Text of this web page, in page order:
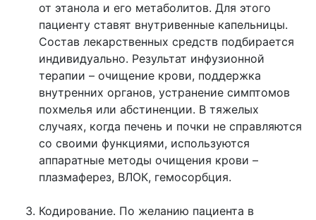
от этанола и его метаболитов. Для этого
пациенту ставят внутривенные капельницы.
Состав лекарственных средств подбирается
индивидуально. Результат инфузионной
терапии – очищение крови, поддержка
внутренних органов, устранение симптомов
похмелья или абстиненции. В тяжелых
случаях, когда печень и почки не справляются
со своими функциями, используются
аппаратные методы очищения крови –
плазмаферез, ВЛОК, гемосорбция.
Кодирование. По желанию пациента в